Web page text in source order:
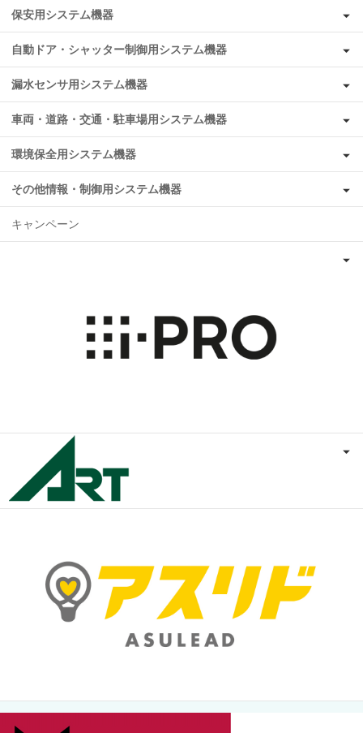
保安用システム機器
自動ドア・シャッター制御用システム機器
漏水センサ用システム機器
車両・道路・交通・駐車場用システム機器
環境保全用システム機器
その他情報・制御用システム機器
キャンペーン